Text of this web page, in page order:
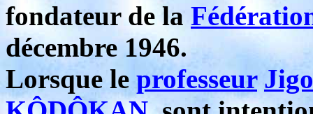
fondateur de la
décembre 1946.
Lorsque le professeur